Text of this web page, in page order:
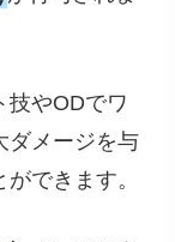
技やODでワ
ダメージを与
できます。